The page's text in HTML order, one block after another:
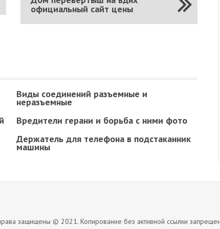
официальный сайт цены
Виды соединений разъемные и
неразъемные
Вредители герани и борьба с ними фото
Держатель для телефона в подстаканник
машины
защищены © 2021. Копирование без активной ссылки